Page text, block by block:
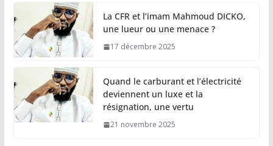
La CFR et l’imam Mahmoud DICKO,
une lueur ou une menace ?
17 décembre 2025
Quand le carburant et l’électricité
deviennent un luxe et la
résignation, une vertu
21 novembre 2025